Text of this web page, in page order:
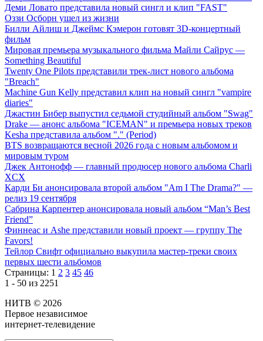
Деми Ловато представила новый сингл и клип "FAST"
Оззи Осборн ушел из жизни
Билли Айлиш и Джеймс Кэмерон готовят 3D-концертный
фильм
Мировая премьера музыкального фильма Майли Сайрус —
Something Beautiful
Twenty One Pilots представили трек-лист нового альбома
"Breach"
Machine Gun Kelly представил клип на новый сингл "vampire
diaries"
Джастин Бибер выпустил седьмой студийный альбом "Swag"
Drake — анонс альбома "ICEMAN" и премьера новых треков
Kesha представила альбом "." (Period)
BTS возвращаются весной 2026 года с новым альбомом и
мировым туром
Джек Антонофф — главный продюсер нового альбома Charli
XCX
Карди Би анонсировала второй альбом "Am I The Drama?" —
релиз 19 сентября
Сабрина Карпентер анонсировала новый альбом “Man’s Best
Friend”
Финнеас и Ashe представили новый проект — группу The
Favors!
Тейлор Свифт официально выкупила мастер-треки своих
первых шести альбомов
Страницы: 1 2 3 45 46
1 - 50 из 2251
НИТВ © 2026
Первое независимое
интернет-телевидение